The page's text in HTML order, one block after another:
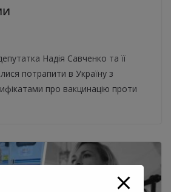
Надія Савченко та її
потрапити в Україну з
про вакцинацію проти